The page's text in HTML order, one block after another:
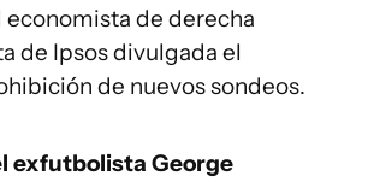
de derecha
de Ipsos divulgada el
de nuevos sondeos.
exfutbolista George